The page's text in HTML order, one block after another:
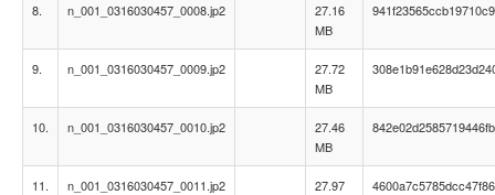
8. n_001_0316030457_0008.jp2
27.16
MB
9. n_001_0316030457_0009.jp2
27.72
MB
10. n_001_0316030457_0010.jp2
27.46
MB
11. n_001_0316030457_0011.jp2
27.97